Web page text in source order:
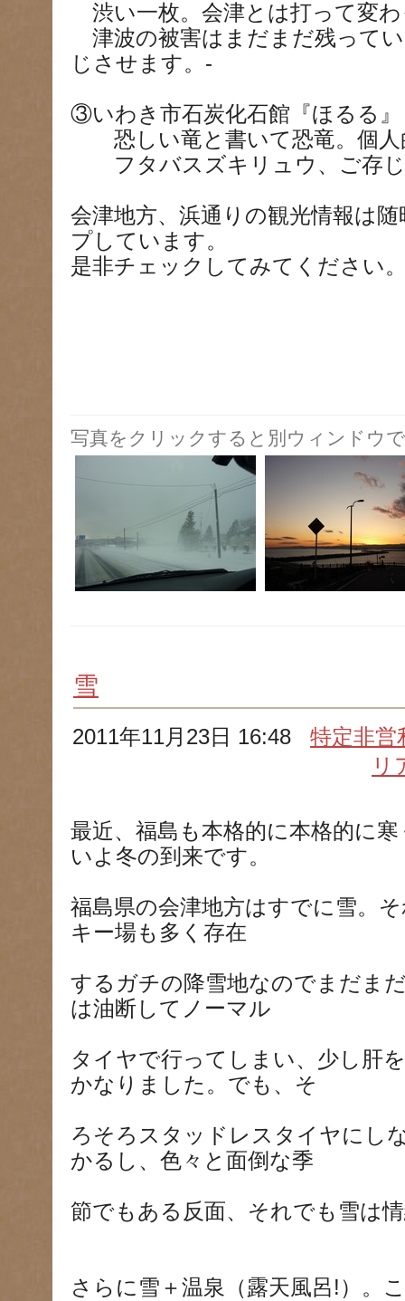
渋い一枚。会津とは打って変
津波の被害はまだまだ残って
じさせます。-
③いわき市石炭化石館『ほるる』
恐しい竜と書いて恐竜。個人
フタバスズキリュウ、ご存じ
会津地方、浜通りの観光情報は
プしています。
是非チェックしてみてください
写真をクリックすると別ウィンドウ
雪
2011年11月23日 16:48特定非
リ
最近、福島も本格的に本格的に
いよ冬の到来です。
福島県の会津地方はすでに雪。
キー場も多く存在
するガチの降雪地なのでまだま
は油断してノーマル
タイヤで行ってしまい、少し肝
かなりました。でも、そ
ろそろスタッドレスタイヤにし
かるし、色々と面倒な季
節でもある反面、それでも雪は
さらに雪＋温泉（露天風呂!）。